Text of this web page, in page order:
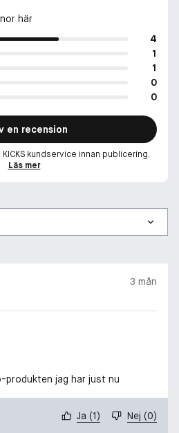
här
4
1
1
0
0
en recension
kundservice innan publicering.
Läs mer
3 mån
produkten jag har just nu
Ja (1) Nej (0)